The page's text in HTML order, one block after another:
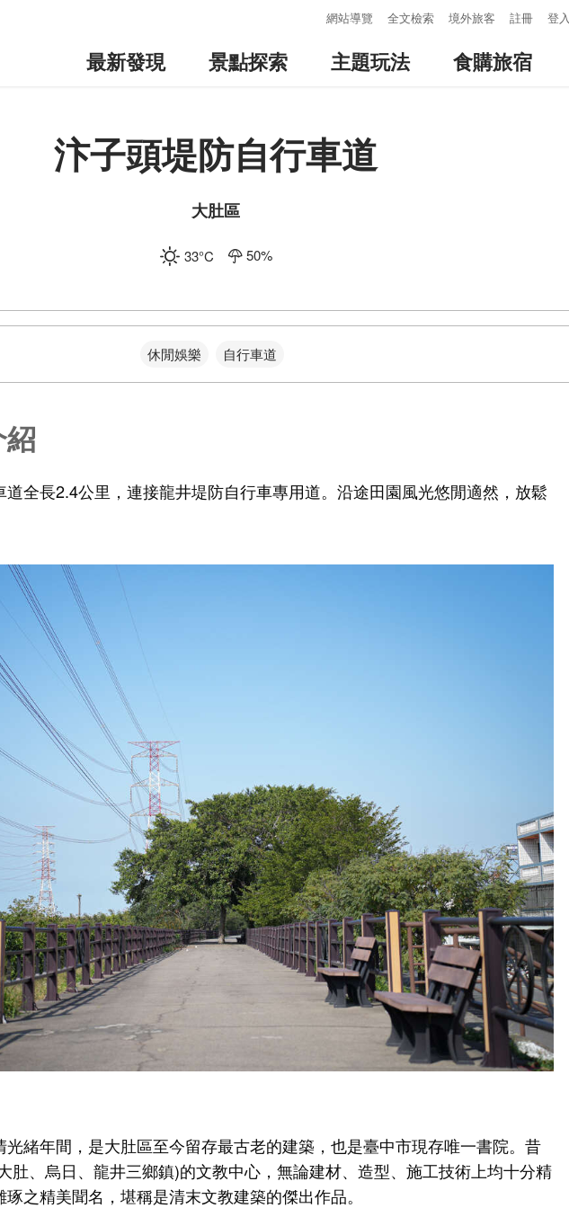
網站導覽 全文檢索 境外旅客 註冊 登入
最新發現 景點探索 主題玩法 食購旅宿
汴子頭堤防自行車道
大肚區
33°C 50%
休閒娛樂 自行車道
道全長2.4公里，連接龍井堤防自行車專用道。沿途田園風光悠閒適然，放鬆
光緒年間，是大肚區至今留存最古老的建築，也是臺中市現存唯一書院。昔
肚、烏日、龍井三鄉鎮)的文教中心，無論建材、造型、施工技術上均十分精
之精美聞名，堪稱是清末文教建築的傑出作品。